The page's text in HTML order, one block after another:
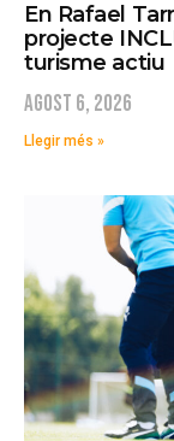
En Rafael
projecte
turisme actiu
agost 6, 2026
Llegir més »